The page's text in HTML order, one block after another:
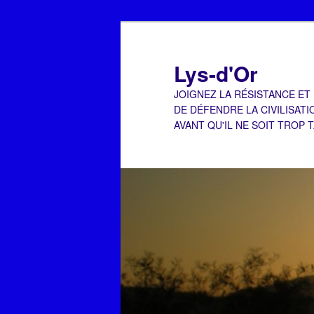
Lys-d'Or
JOIGNEZ LA RÉSISTANCE
DE DÉFENDRE LA
AVANT QU'IL NE SOIT TROP